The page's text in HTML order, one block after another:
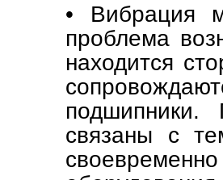
• Вибрация
проблема
находится
связаны с